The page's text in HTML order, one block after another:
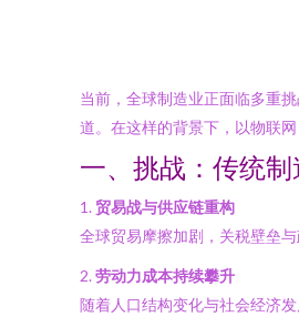
当前，全球制造业正面临多重
道。在这样的背景下，以物联
一、挑战：传统
1. 贸易战与供应链重构
全球贸易摩擦加剧，关税壁垒
2.劳动力成本持续攀升
随着人口结构变化与社会经济